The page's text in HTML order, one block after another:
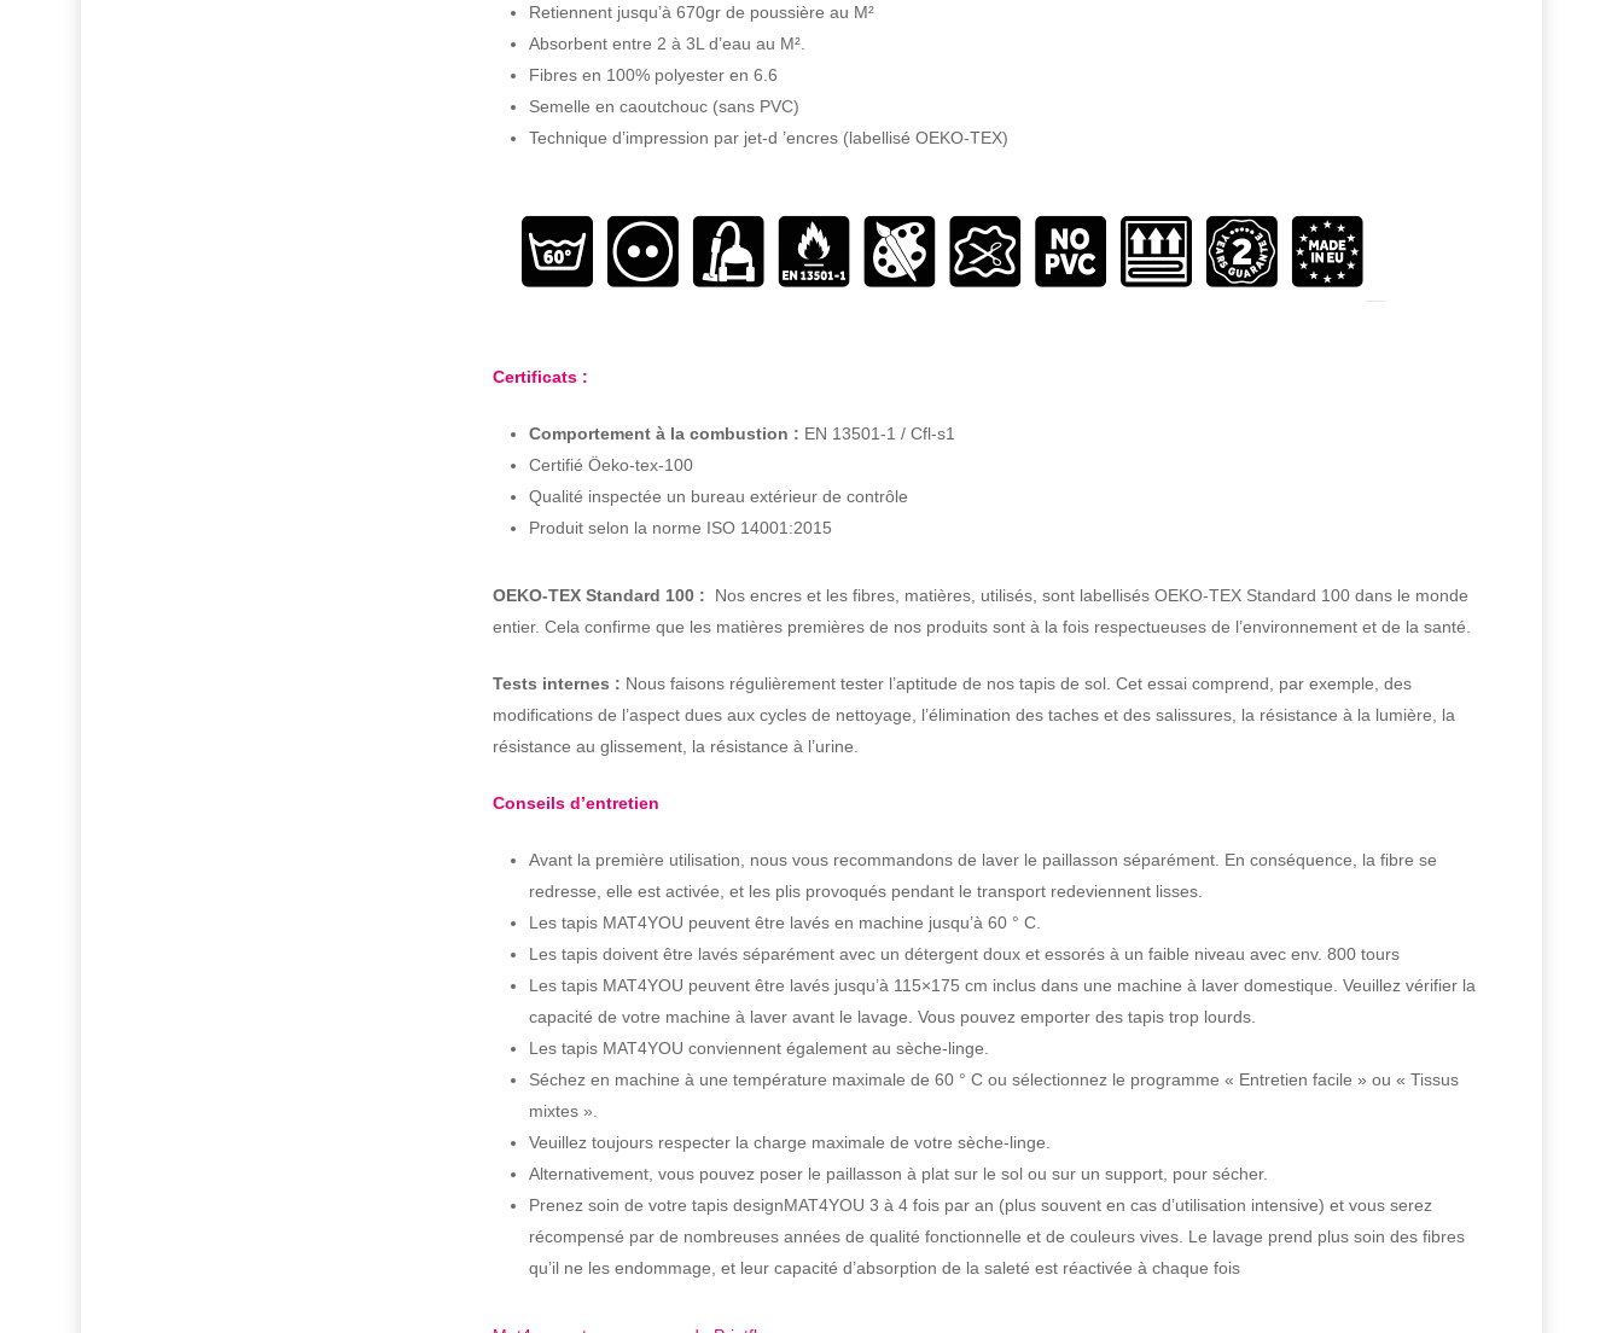
Retiennent jusqu’à 670gr de poussière au M²
Absorbent entre 2 à 3L d’eau au M².
Fibres en 100% polyester en 6.6
Semelle en caoutchouc (sans PVC)
Technique d’impression par jet-d ’encres (labellisé OEKO-TEX)
Certificats :
Comportement à la combustion : EN 13501-1 / Cfl-s1
Certifié Öeko-tex-100
Qualité inspectée un bureau extérieur de contrôle
Produit selon la norme ISO 14001:2015
OEKO-TEX Standard 100 : Nos encres et les fibres, matières, utilisés, sont labellisés OEKO-TEX Standard 100 dans le monde
entier. Cela confirme que les matières premières de nos produits sont à la fois respectueuses de l’environnement et de la santé.
Tests internes : Nous faisons régulièrement tester l’aptitude de nos tapis de sol. Cet essai comprend, par exemple, des
modifications de l’aspect dues aux cycles de nettoyage, l’élimination des taches et des salissures, la résistance à la lumière, la
résistance au glissement, la résistance à l’urine.
Conseils d’entretien
Avant la première utilisation, nous vous recommandons de laver le paillasson séparément. En conséquence, la fibre se
redresse, elle est activée, et les plis provoqués pendant le transport redeviennent lisses.
Les tapis MAT4YOU peuvent être lavés en machine jusqu’à 60 ° C.
Les tapis doivent être lavés séparément avec un détergent doux et essorés à un faible niveau avec env. 800 tours
Les tapis MAT4YOU peuvent être lavés jusqu’à 115×175 cm inclus dans une machine à laver domestique. Veuillez vérifier la
capacité de votre machine à laver avant le lavage. Vous pouvez emporter des tapis trop lourds.
Les tapis MAT4YOU conviennent également au sèche-linge.
Séchez en machine à une température maximale de 60 ° C ou sélectionnez le programme « Entretien facile » ou « Tissus
mixtes ».
Veuillez toujours respecter la charge maximale de votre sèche-linge.
Alternativement, vous pouvez poser le paillasson à plat sur le sol ou sur un support, pour sécher.
Prenez soin de votre tapis designMAT4YOU 3 à 4 fois par an (plus souvent en cas d’utilisation intensive) et vous serez
récompensé par de nombreuses années de qualité fonctionnelle et de couleurs vives. Le lavage prend plus soin des fibres
qu’il ne les endommage, et leur capacité d’absorption de la saleté est réactivée à chaque fois